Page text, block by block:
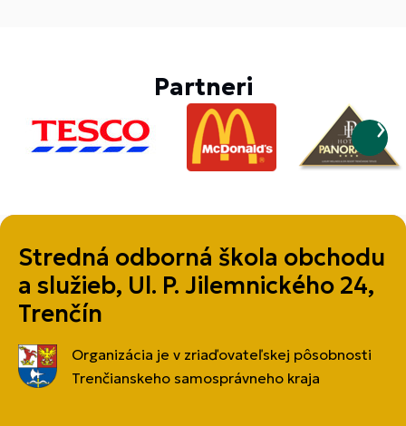
Partneri
Stredná odborná škola obchodu
a služieb, Ul. P. Jilemnického 24,
Trenčín
Organizácia je v zriaďovateľskej pôsobnosti
Trenčianskeho samosprávneho kraja